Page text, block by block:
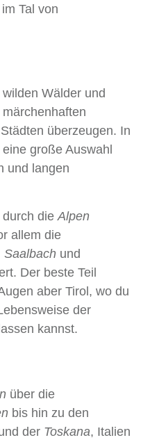
Tal von
Wälder und
überzeugen. In
große Auswahl
und langen
durch dieAlpen
allem die
Saalbach und
Der beste Teil
aber Tirol, wo du
der
kannst.
über die
bis hin zu den
der Toskana, Italien